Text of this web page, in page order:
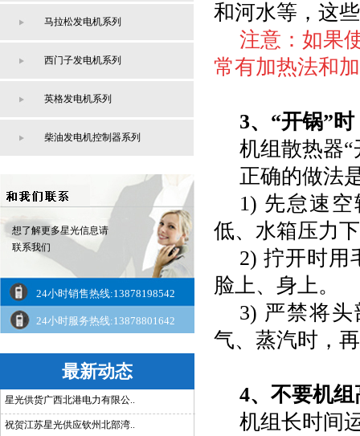
马拉松发电机系列
西门子发电机系列
英格发电机系列
柴油发电机控制器系列
想了解更多星光信息请
联系我们
24小时销售热线:13878198542
24小时服务热线:13878801642
最新动态
星光供货广西北港电力有限公..
祝贺江苏星光供应钦州北部湾..
和河水等，这
注意：如果
常有加热法和
3、“开锅”
机组散热器
正确的做法
1) 先怠速
低、水箱压力
2) 拧开时用
脸上、身上。
3) 严禁将
气、蒸汽时，
4、不要机
机组长时间